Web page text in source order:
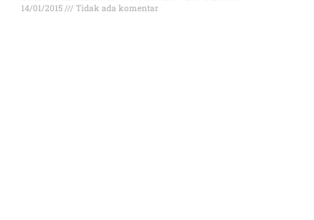
14/01/2015
Tidak ada komentar